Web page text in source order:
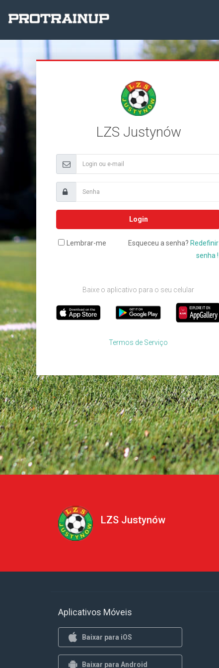
LZS Justynów
Login
Lembrar-me Esqueceu a senha? Redefinir
senha !
Baixe o aplicativo para o seu celular
Termos de Serviço
LZS Justynów
Aplicativos Móveis
Baixar para iOS
Baixar para Android